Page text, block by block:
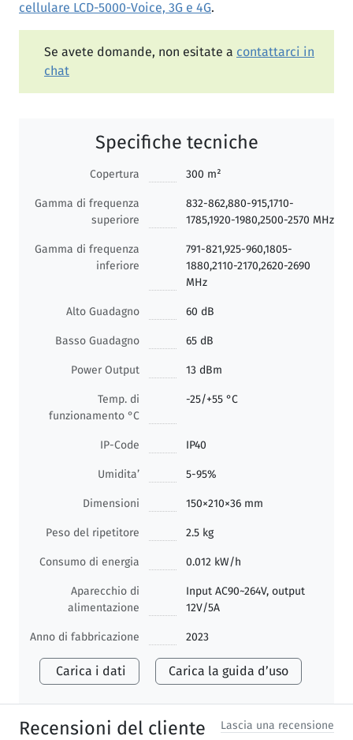
cellulare LCD-5000-Voice, 3G e 4G.
Se avete domande, non esitate a contattarci in
chat
Specifiche tecniche
Copertura 300 m²
Gamma di frequenza
superiore
832-862,880-915,1710-
1785,1920-1980,2500-2570 MHz
Gamma di frequenza
inferiore
791-821,925-960,1805-
1880,2110-2170,2620-2690
MHz
Alto Guadagno 60 dB
Basso Guadagno 65 dB
Power Output 13 dBm
Temp. di
funzionamento °C
-25/+55 °C
IP-Code IP40
Umidita’ 5-95%
Dimensioni 150×210×36 mm
Peso del ripetitore 2.5 kg
Consumo di energia 0.012 kW/h
Aparecchio di
alimentazione
Input AC90~264V, output
12V/5A
Anno di fabbricazione 2023
Carica i dati Carica la guida d’uso
Recensioni del cliente Lascia una recensione